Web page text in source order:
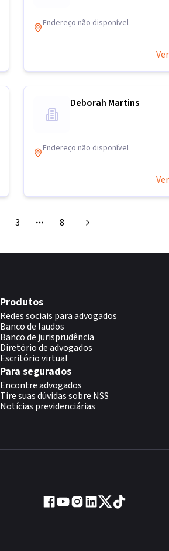
Endereço não disponível
Deborah Martins
Endereço não disponível
3 More pages
8
Produtos
Redes sociais para advogados
Banco de laudos
Banco de jurisprudência
Diretório de advogados
Escritório virtual
Para segurados
Encontre advogados
Tire suas dúvidas sobre NSS
Notícias previdenciárias